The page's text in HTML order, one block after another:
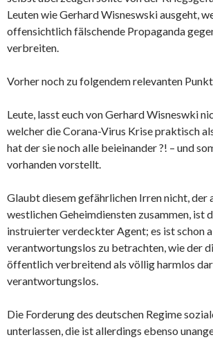
Leuten wie Gerhard Wisneswski ausgeht,
offensichtlich fälschende Propaganda
verbreiten.
Vorher noch zu folgendem relevanten
Leute, lasst euch von Gerhard Wisneswki
welcher die Corana-Virus Krise praktisch
hat der sie noch alle beieinander ?! – und
vorhanden vorstellt.
Glaubt diesem gefährlichen Irren nicht,
westlichen Geheimdiensten zusammen, ist
instruierter verdeckter Agent; es ist schon
verantwortungslos zu betrachten, wie der
öffentlich verbreitend als völlig harmlos
verantwortungslos.
Die Forderung des deutschen Regime
unterlassen, die ist allerdings ebenso